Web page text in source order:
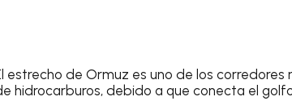
estrecho de Ormuz es uno de los
hidrocarburos, debido a que conecta el